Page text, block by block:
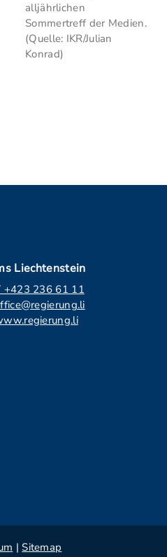
alljährlichen
Sommertreff der Medien.
(Quelle: IKR/Julian
Konrad)
Liechtenstein
+423 236 61 11
| Sitemap